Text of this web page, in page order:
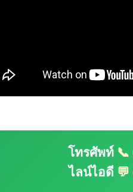
โทรศัพท์
ไลน์ไอดี